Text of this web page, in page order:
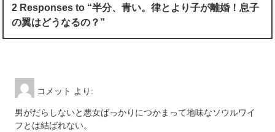
2 Responses to “半分、青い。律とより子が離婚！息子
の翼はどうなるの？”
コメット より:
男がだらしないと悪女ばっかりにつかまって地味なソウルワイ
フとは結ばれない。